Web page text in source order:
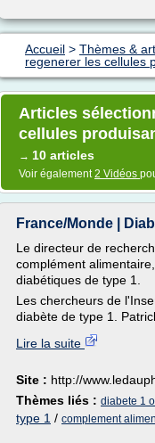
Accueil > Thèmes &
regenerer les cellules
Articles
cellules
→ 10 articles
Voir également2 Vidéos
France/Monde |
Le directeur de
complément
diabétiques de type 1.
Les chercheurs de
diabète de type 1.
Lire la suite
Site : http://
Thèmes liés : diabete 1
type 1 / complement